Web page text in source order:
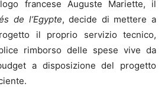
francese Auguste Mariette, il
de l’Egypte, decide di mettere a
il proprio servizio tecnico,
rimborso delle spese vive da
a disposizione del progetto